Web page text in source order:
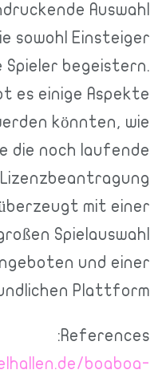
die sowohl
Spieler
gibt es einige
werden
die noch
überzeugt mit
großen
und
spielhallen.de/